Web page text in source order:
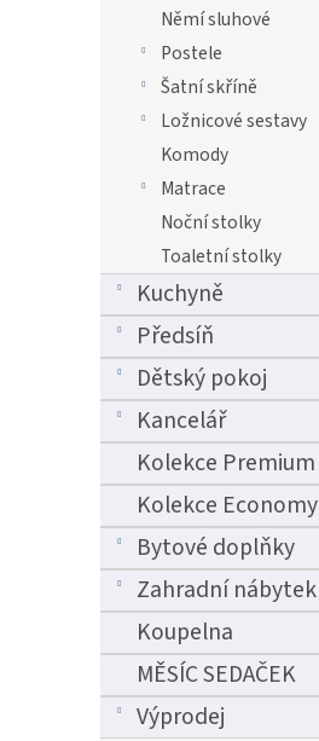
Němí sluhové
Postele
Šatní skříně
Ložnicové sestavy
Komody
Matrace
Noční stolky
Toaletní stolky
Kuchyně
Předsíň
Dětský pokoj
Kancelář
Kolekce Premium
Kolekce Economy
Bytové doplňky
Zahradní nábytek
Koupelna
MĚSÍC SEDAČEK
Výprodej